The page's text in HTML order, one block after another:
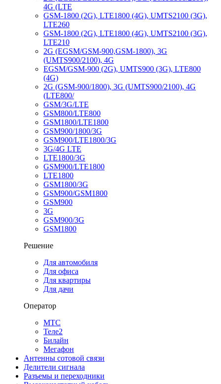
4G (LTE
GSM-1800 (2G), LTE1800 (4G), UMTS2100 (3G),
LTE260
GSM-1800 (2G), LTE1800 (4G), UMTS2100 (3G),
LTE210
2G (EGSM/GSM-900,GSM-1800), 3G
(UMTS900/2100), 4G
EGSM/GSM-900 (2G), UMTS900 (3G), LTE800
(4G)
2G (GSM-900/1800), 3G (UMTS900/2100), 4G
(LTE800/
GSM/3G/LTE
GSM800/LTE800
GSM1800/LTE1800
GSM900/1800/3G
GSM900/LTE1800/3G
3G/4G LTE
LTE1800/3G
GSM900/LTE1800
LTE1800
GSM1800/3G
GSM900/GSM1800
GSM900
3G
GSM900/3G
GSM1800
Решение
Для автомобиля
Для офиса
Для квартиры
Для дачи
Оператор
МТС
Теле2
Билайн
Мегафон
Антенны сотовой связи
Делители сигнала
Разъемы и переходники